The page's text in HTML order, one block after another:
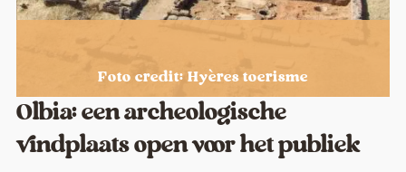
Foto credit: Hyères toerisme
Olbia: een archeologische
vindplaats open voor het publiek